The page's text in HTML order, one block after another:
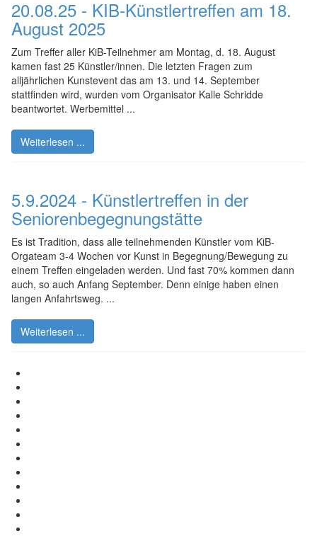
20.08.25 - KIB-Künstlertreffen am 18.
August 2025
Zum Treffer aller KiB-Teilnehmer am Montag, d. 18. August
kamen fast 25 Künstler/innen. Die letzten Fragen zum
alljährlichen Kunstevent das am 13. und 14. September
stattfinden wird, wurden vom Organisator Kalle Schridde
beantwortet. Werbemittel ...
Weiterlesen ...
5.9.2024 - Künstlertreffen in der
Seniorenbegegnungstätte
Es ist Tradition, dass alle teilnehmenden Künstler vom KiB-
Orgateam 3-4 Wochen vor Kunst in Begegnung/Bewegung zu
einem Treffen eingeladen werden. Und fast 70% kommen dann
auch, so auch Anfang September. Denn einige haben einen
langen Anfahrtsweg. ...
Weiterlesen ...